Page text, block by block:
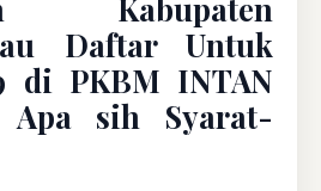
Kabupaten
Daftar Untuk
di PKBM INTAN
Apa sih Syarat-